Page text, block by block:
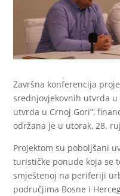
Završna konferencija
srednjovjekovnih utvrda
utvrda u Crnoj Gori”,
održana je u utorak, 28.
Projektom su poboljšani
turističke ponude koja se
smještenoj na periferiji
područjima Bosne i